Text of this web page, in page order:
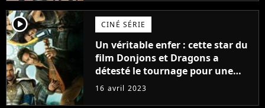
player2 CINÉ SÉRIE
Un véritable enfer : cette star du
film Donjons et Dragons a
détesté le tournage pour une
raison très spéciale
16 avril 2023